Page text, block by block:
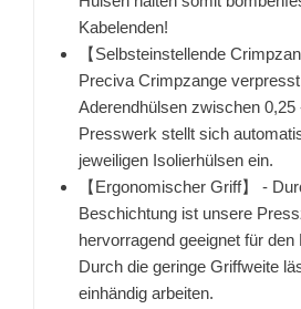
Kabelenden!
【Selbsteinstellende
Preciva Crimpzange
Aderendhülsen zwischen 0,25
Presswerk stellt sich
jeweiligen Isolierhülsen ein.
【Ergonomischer Griff】 -
Beschichtung ist unsere
hervorragend geeignet für den
Durch die geringe Griffweite
einhändig arbeiten.